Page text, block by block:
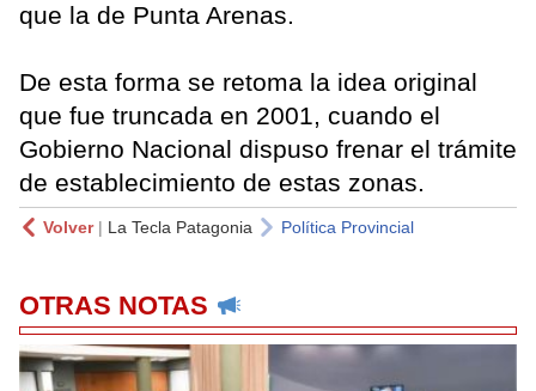
que la de Punta Arenas.
De esta forma se retoma la idea original
que fue truncada en 2001, cuando el
Gobierno Nacional dispuso frenar el trámite
de establecimiento de estas zonas.
Volver| La Tecla Patagonia Política Provincial
OTRAS NOTAS